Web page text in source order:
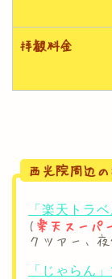
拝観料金
西光院周辺
「楽天トラ
( 楽天スーパ
クツアー、
「じゃらん